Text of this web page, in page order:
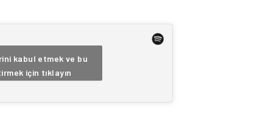
kabul etmek ve bu
için tıklayın